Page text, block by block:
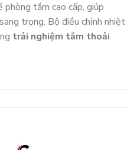
tắm cao cấp, giúp
trọng. Bộ điều chỉnh nhiệt
trải nghiệm tắm thoải